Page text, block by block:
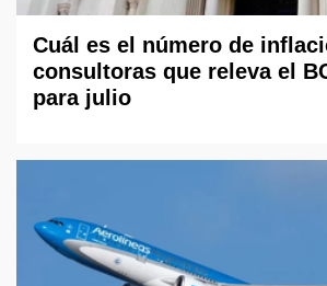
Cuál es el número de
consultoras que releva el
para julio